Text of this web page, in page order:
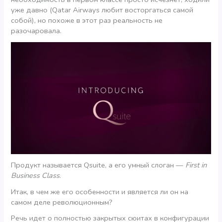
уже давно (Qatar Airways любит восторгаться самой
собой), но похоже в этот раз реальность не
разочаровала.
Продукт называется Qsuite, а его умный слоган — First in
Business Class.
Итак, в чем же его особенности и является ли он на
самом деле революционным?
Речь идет о полностью закрытых сюитах в конфигурации